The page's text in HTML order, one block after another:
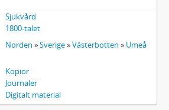
Sjukvård
1800-talet
Norden »Sverige»Västerbotten » Umeå
Kopior
Journaler
Digitalt material